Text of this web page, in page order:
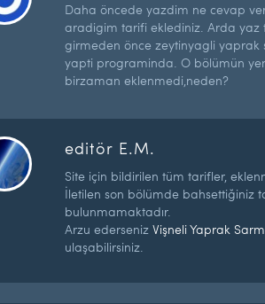
Daha öncede yazdim ne cevap
aradigim tarifi eklediniz. Arda yaz
girmeden önce zeytinyagli yaprak
yapti programinda. O bölümün
birzaman eklenmedi,neden?
editör E.M.
Site için bildirilen tüm tarifler,
İletilen son bölümde bahsettiğiniz
bulunmamaktadır.
Arzu ederseniz Vişneli Yaprak
ulaşabilirsiniz.